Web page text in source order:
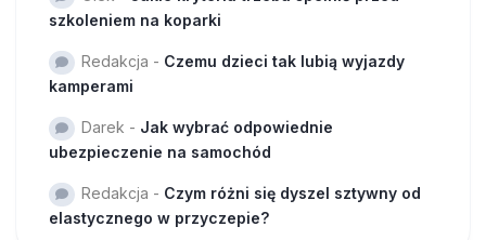
szkoleniem na koparki
Redakcja - Czemu dzieci tak lubią wyjazdy
kamperami
Darek - Jak wybrać odpowiednie
ubezpieczenie na samochód
Redakcja - Czym różni się dyszel sztywny od
elastycznego w przyczepie?